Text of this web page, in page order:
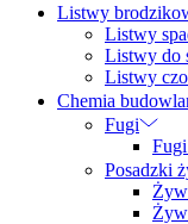
Listwy
Listwy
Listwy do
Listwy
Chemia
Fugi
Posadzki